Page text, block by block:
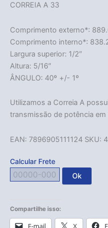
CORREIA A 33
Comprimento externo*:
Comprimento interno*:
Largura superior: 1/2″
Altura: 5/16″
ÂNGULO: 40º +/- 1º
Utilizamos a Correia A
transmissão de potência em
EAN: 7896905111124 SKU:
Calcular Frete
Ok
Compartilhe isso:
E-mail X